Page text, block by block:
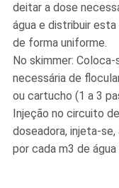
deitar a dose
água e distribuir
de forma uniforme.
No skimmer:
necessária de
ou cartucho (1 a 3
Injeção no circuito
doseadora, injeta-
por cada m3 de